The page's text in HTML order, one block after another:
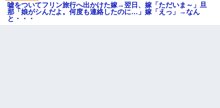
嘘をついてフリン旅行へ出かけた嫁→翌日、嫁「ただいま～」旦
那「娘がシんだよ。何度も連絡したのに…」嫁「えっ」→なん
と・・・